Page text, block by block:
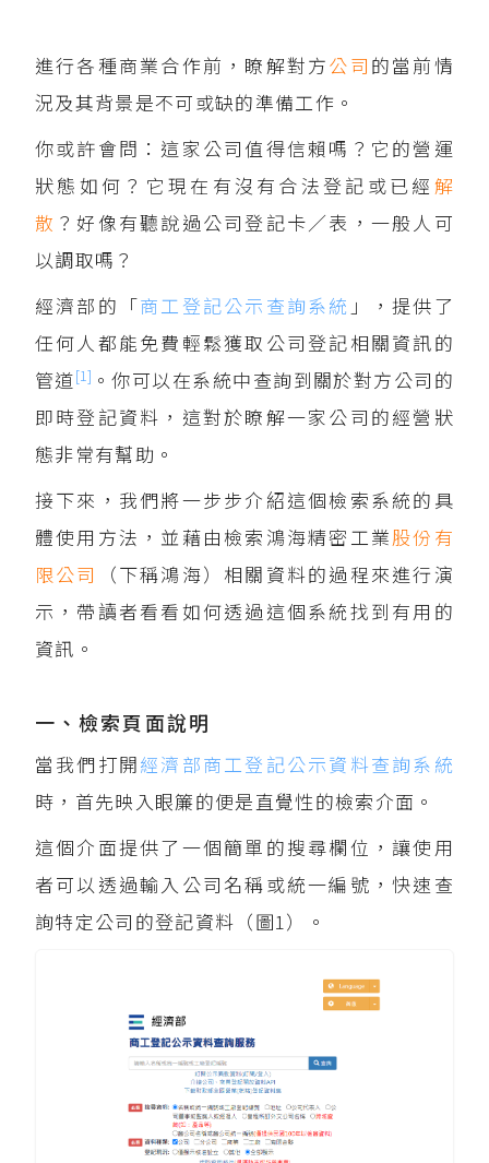
進行各種商業合作前，瞭解對方公司 的當前情
況及其背景是不可或缺的準備工作。
你或許會問：這家公司值得信賴嗎？它的營運
狀態如何？它現在有沒有合法登記或已經 解
散 ？好像有聽說過公司登記卡／表，一般人可
以調取嗎？
經濟部的「商工登記公示查詢系統 」，提供了
任何人都能免費輕鬆獲取公司登記相關資訊的
管道[1] 。你可以在系統中查詢到關於對方公司的
即時登記資料，這對於瞭解一家公司的經營狀
態非常有幫助。
接下來，我們將一步步介紹這個檢索系統的具
體使用方法，並藉由檢索鴻海精密工業股份有
限公司
（下稱鴻海）相關資料的過程來進行演
示，帶讀者看看如何透過這個系統找到有用的
資訊。
一、檢索頁面說明
當我們打開經濟部商工登記公示資料查詢系統
時，首先映入眼簾的便是直覺性的檢索介面。
這個介面提供了一個簡單的搜尋欄位，讓使用
者可以透過輸入公司名稱或統一編號，快速查
詢特定公司的登記資料（圖1）。